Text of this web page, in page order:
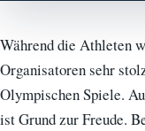
Während die Athleten
Organisatoren sehr
Olympischen Spiele.
ist Grund zur Freude.